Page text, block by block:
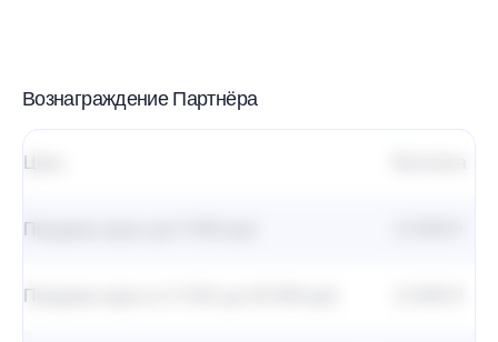
Вознаграждение Партнёра
Продажа курса до 5 000 руб.
Продажа курса от 5 001 до 30 000 руб.